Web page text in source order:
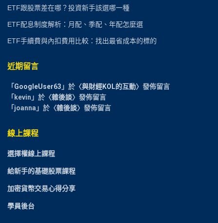
ETF跟股票差在哪？投資新手該選哪一種
ETF配息制度解析：月配、季配、年配怎麼選
ETF手續費與內扣費用比較：找出最省成本的標的
近期留言
「 GoogleUser63 」於〈與財經KOL的互動〉發佈留言
「 kevin 」於〈雜後談〉發佈留言
「 joanna 」於〈雜後談〉發佈留言
線上課程
選擇權線上課程
給新手的基礎股票課程
加密貨幣交易心得分享
學員後台